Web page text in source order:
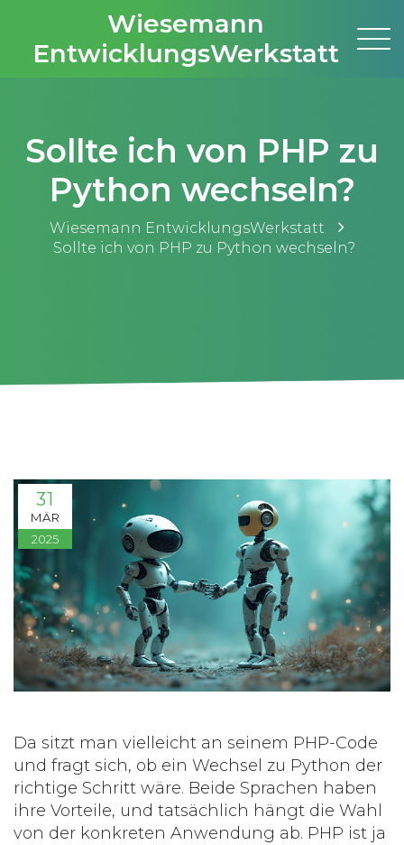
Wiesemann
EntwicklungsWerkstatt
Sollte ich von PHP zu
Python wechseln?
Wiesemann EntwicklungsWerkstatt
Sollte ich von PHP zu Python wechseln?
31
MÄR
2025
Da sitzt man vielleicht an seinem PHP-Code
und fragt sich, ob ein Wechsel zu Python der
richtige Schritt wäre. Beide Sprachen haben
ihre Vorteile, und tatsächlich hängt die Wahl
von der konkreten Anwendung ab. PHP ist ja